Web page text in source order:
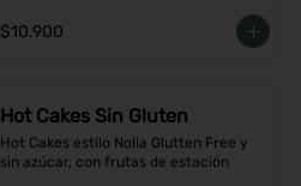
$10.900
Hot Cakes Sin Gluten
Hot Cakes estilo Nolia Glutten Free y
sin azúcar, con frutas de estación